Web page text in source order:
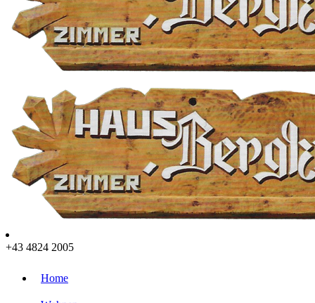
+43 4824 2005
Home